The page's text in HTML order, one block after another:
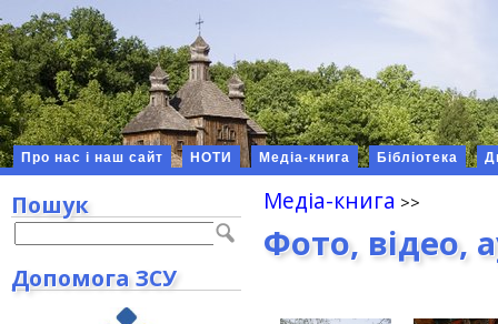
Про нас і наш сайт НОТИ Медіа-книга Бібліотека
Медіа-книга
Фото, відео,
Пошук
Допомога ЗСУ